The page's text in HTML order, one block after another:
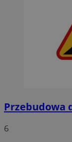
Przebudowa
6